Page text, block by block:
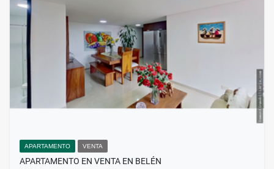
APARTAMENTO VENTA
APARTAMENTO EN VENTA EN BELÉN